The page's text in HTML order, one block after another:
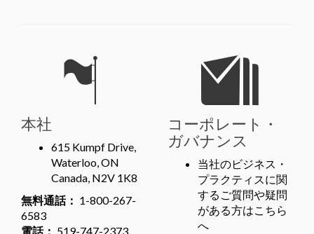
本社
615 Kumpf Drive,
Waterloo, ON
Canada, N2V 1K8
無料通話： 1-800-267-
6583
電話： 519-747-2373
コーポレート・
ガバナンス
当社のビジネス・
プラクティスに関
するご質問や疑問
がある方はこちら
へ